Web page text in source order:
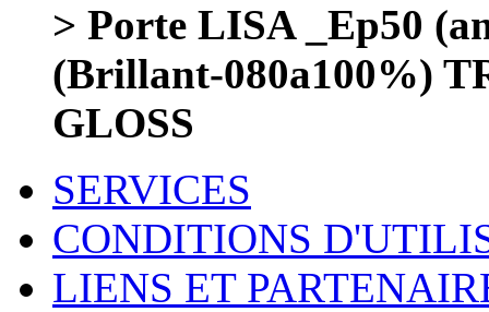
> Porte LISA _Ep50
(Brillant-080a100%)
GLOSS
SERVICES
CONDITIONS
LIENS ET